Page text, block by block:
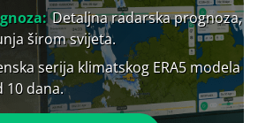
Detaljna radarska prognoza,
širom svijeta.
serija klimatskog ERA5 modela
10 dana.